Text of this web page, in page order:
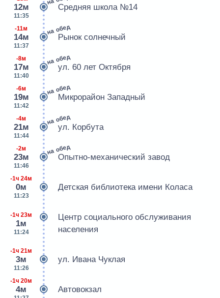
12м
11:35
Средняя школа №14
-11м
14м
11:37
на обед
Рынок солнечный
-8м
17м
11:40
на обед
ул. 60 лет Октября
-6м
19м
11:42
на обед
Микрорайон Западный
-4м
21м
11:44
на обед
ул. Корбута
-2м
23м
11:46
на обед
Опытно-механический завод
-1ч 24м
0м
11:23
Детская библиотека имени Коласа
-1ч 23м
1м
11:24
Центр социального обслуживания
населения
-1ч 21м
3м
11:26
ул. Ивана Чуклая
-1ч 20м
4м Автовокзал